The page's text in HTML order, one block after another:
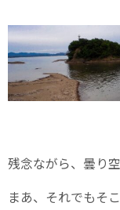
残念ながら、曇り
まあ、それでもそ